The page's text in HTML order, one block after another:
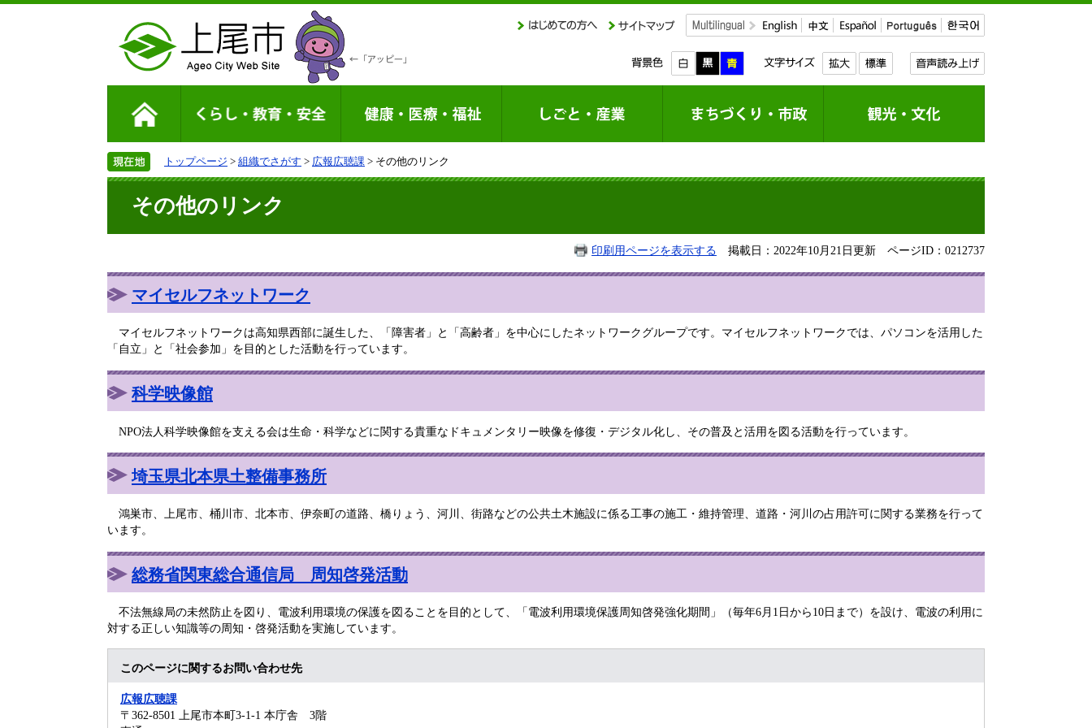
トップページ > 組織でさがす > 広報広聴課 > その他のリンク
その他のリンク
印刷用ページを表示する 掲載日：2022年10月21日更新 ページID：0212737
マイセルフネットワーク
マイセルフネットワークは高知県西部に誕生した、「障害者」と「高齢者」を中心にしたネットワークグループです。マイセルフネットワークでは、パソコンを活用した
「自立」と「社会参加」を目的とした活動を行っています。
科学映像館
NPO法人科学映像館を支える会は生命・科学などに関する貴重なドキュメンタリー映像を修復・デジタル化し、その普及と活用を図る活動を行っています。
埼玉県北本県土整備事務所
鴻巣市、上尾市、桶川市、北本市、伊奈町の道路、橋りょう、河川、街路などの公共土木施設に係る工事の施工・維持管理、道路・河川の占用許可に関する業務を行って
います。
総務省関東総合通信局 周知啓発活動
不法無線局の未然防止を図り、電波利用環境の保護を図ることを目的として、「電波利用環境保護周知啓発強化期間」（毎年6月1日から10日まで）を設け、電波の利用に
対する正しい知識等の周知・啓発活動を実施しています。
このページに関するお問い合わせ先
広報広聴課
〒362-8501 上尾市本町3-1-1 本庁舎 3階